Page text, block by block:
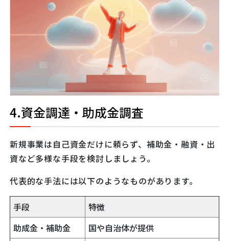
4.資金調達・助成金調査
新規事業は自己資金だけに頼らず、補助金・融資・出
資など多様な手段を検討しましょう。
代表的な手法には以下のようなものがあります。
手段
特徴
助成金・補助金
国や自治体が提供